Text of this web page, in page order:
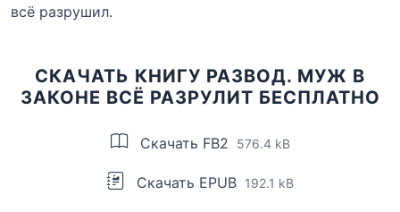
всё разрушил.
СКАЧАТЬ КНИГУ РАЗВОД. МУЖ В
ЗАКОНЕ ВСЁ РАЗРУЛИТ БЕСПЛАТНО
Скачать FB2 576.4 kB
Скачать EPUB 192.1 kB